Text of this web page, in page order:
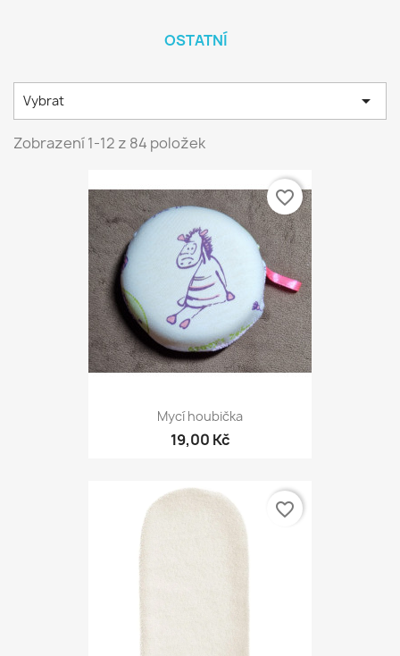
OSTATNÍ
Vybrat 
Zobrazení 1-12 z 84 položek
Mycí houbička
19,00 Kč
favorite_border
favorite_border